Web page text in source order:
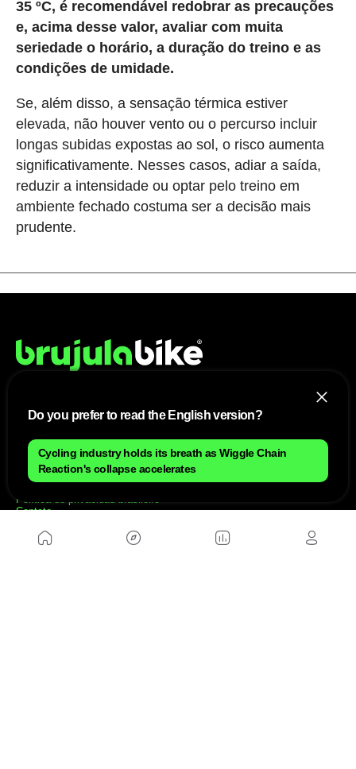
35 ºC, é recomendável redobrar as precauções
e, acima desse valor, avaliar com muita
seriedade o horário, a duração do treino e as
condições de umidade.
Se, além disso, a sensação térmica estiver
elevada, não houver vento ou o percurso incluir
longas subidas expostas ao sol, o risco aumenta
significativamente. Nesses casos, adiar a saída,
reduzir a intensidade ou optar pelo treino em
ambiente fechado costuma ser a decisão mais
prudente.
NÓS
Mapa do site
Aviso Legal Brasileiro
Política de cookies Brasileiro
Política de privacidad brasileiro
Contato
Do you prefer to read the English version?
Cycling industry holds its breath as Wiggle Chain
Reaction's collapse accelerates